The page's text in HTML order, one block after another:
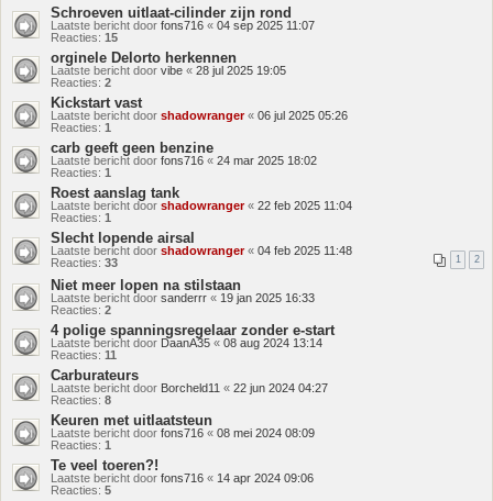
Schroeven uitlaat-cilinder zijn rond
Laatste bericht door fons716 « 04 sep 2025 11:07
Reacties: 15
orginele Delorto herkennen
Laatste bericht door vibe « 28 jul 2025 19:05
Reacties: 2
Kickstart vast
Laatste bericht door shadowranger« 06 jul 2025 05:26
Reacties: 1
carb geeft geen benzine
Laatste bericht door fons716 « 24 mar 2025 18:02
Reacties: 1
Roest aanslag tank
Laatste bericht door shadowranger« 22 feb 2025 11:04
Reacties: 1
Slecht lopende airsal
Laatste bericht door shadowranger« 04 feb 2025 11:48
Reacties: 33 1 2
Niet meer lopen na stilstaan
Laatste bericht door sanderrr « 19 jan 2025 16:33
Reacties: 2
4 polige spanningsregelaar zonder e-start
Laatste bericht door DaanA35 « 08 aug 2024 13:14
Reacties: 11
Carburateurs
Laatste bericht door Borcheld11 « 22 jun 2024 04:27
Reacties: 8
Keuren met uitlaatsteun
Laatste bericht door fons716 « 08 mei 2024 08:09
Reacties: 1
Te veel toeren?!
Laatste bericht door fons716 « 14 apr 2024 09:06
Reacties: 5